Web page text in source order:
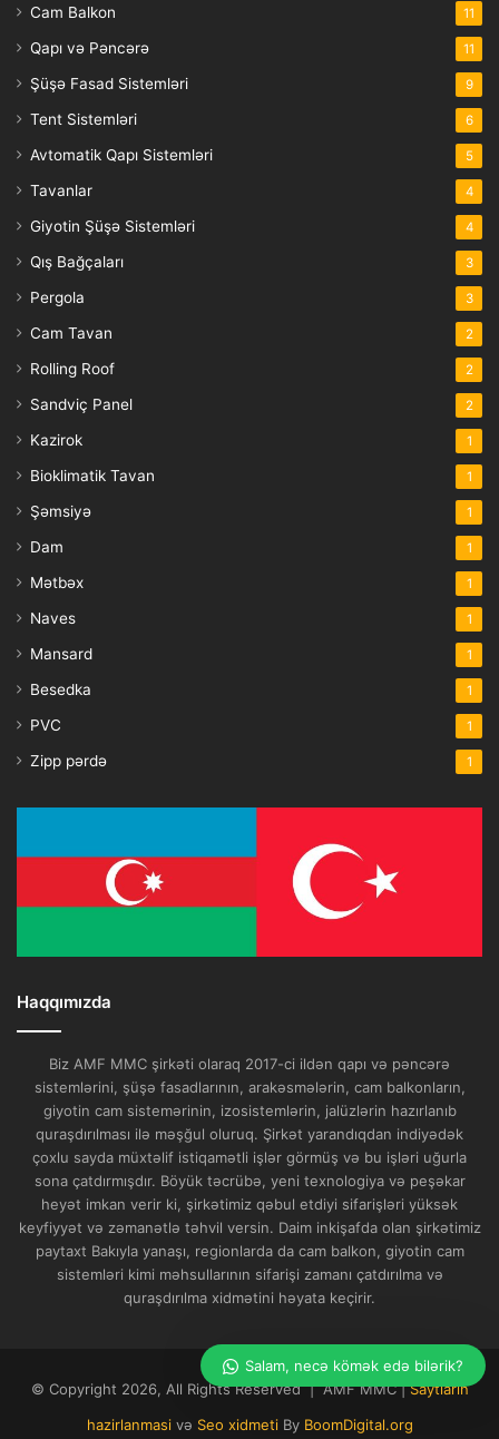
Cam Balkon 11
Qapı və Pəncərə 11
Şüşə Fasad Sistemləri 9
Tent Sistemləri 6
Avtomatik Qapı Sistemləri 5
Tavanlar 4
Giyotin Şüşə Sistemləri 4
Qış Bağçaları 3
Pergola 3
Cam Tavan 2
Rolling Roof 2
Sandviç Panel 2
Kazirok 1
Bioklimatik Tavan 1
Şəmsiyə 1
Dam 1
Mətbəx 1
Naves 1
Mansard 1
Besedka 1
PVC 1
Zipp pərdə 1
Haqqımızda
Biz AMF MMC şirkəti olaraq 2017-ci ildən qapı və pəncərə
sistemlərini, şüşə fasadlarının, arakəsmələrin, cam balkonların,
giyotin cam sistemərinin, izosistemlərin, jalüzlərin hazırlanıb
quraşdırılması ilə məşğul oluruq. Şirkət yarandıqdan indiyədək
çoxlu sayda müxtəlif istiqamətli işlər görmüş və bu işləri uğurla
sona çatdırmışdır. Böyük təcrübə, yeni texnologiya və peşəkar
heyət imkan verir ki, şirkətimiz qəbul etdiyi sifarişləri yüksək
keyfiyyət və zəmanətlə təhvil versin. Daim inkişafda olan şirkətimiz
paytaxt Bakıyla yanaşı, regionlarda da cam balkon, giyotin cam
sistemləri kimi məhsullarının sifarişi zamanı çatdırılma və
quraşdırılma xidmətini həyata keçirir.
© Copyright 2026, All Rights Reserved | AMF MMC |Saytlarin
hazirlanmasivə Seo xidmetiBy BoomDigital.org
Bizim müştəri xidməti suallarınıza
cavab verməyə hazırdır. Xahiş edirik
sualınızı yazın!
Salam, necə kömək edə bilərik?